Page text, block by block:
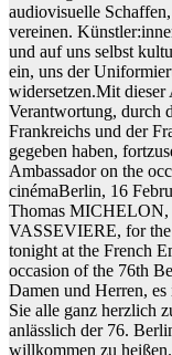
audiovisuelle
vereinen.
und auf uns selbst
ein, uns der
widersetzen.Mit dieser
Verantwortung, durch
Frankreichs und der
gegeben haben,
Ambassador on the
cinémaBerlin, 16
Thomas
VASSEVIERE, for the
tonight at the French
occasion of the 76th
Damen und Herren,
Sie alle ganz herzlich
anlässlich der 76.
willkommen zu